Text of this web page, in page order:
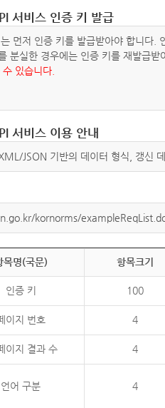
서비스 인증 키 발급
먼저 인증 키를 발급받아야 합니다
분실한 경우에는 인증 키를 재발급받
있습니다.
서비스 이용 안내
JSON 기반의 데이터 형식, 갱신
kornorms/
목명(국문) 항목크기
인증 키 100
이지 번호 4
이지 결과 수 4
언어 구분 4